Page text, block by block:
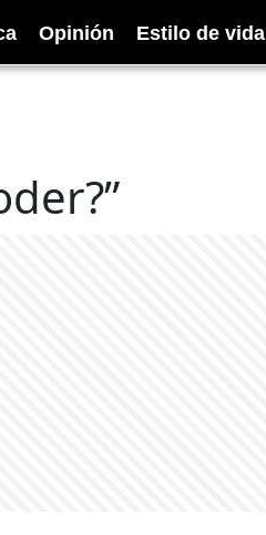
Opinión Estilo de vida